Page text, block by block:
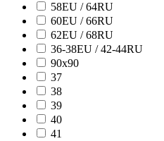
58EU / 64RU
60EU / 66RU
62EU / 68RU
36-38EU / 42-44RU
90х90
37
38
39
40
41